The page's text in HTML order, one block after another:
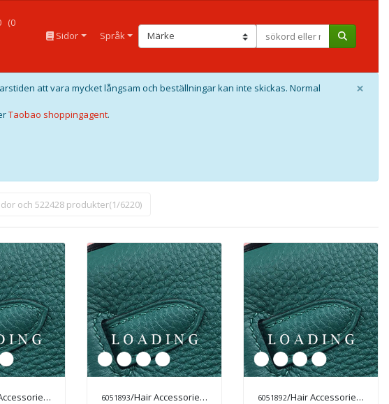
(0
Sidor Språk
att vara mycket långsam och beställningar kan inte skickas. Normal
Taobao shoppingagent.
×
och 522428 produkter(1/6220)
från CHANEL 6051893/Hair Accessories från CHANEL 6051892/Hair Accessories från CHANEL